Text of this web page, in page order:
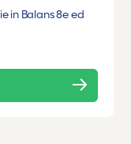
in Balans 8e ed